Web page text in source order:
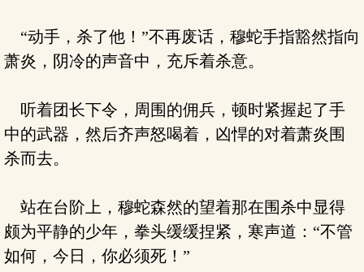
“动手，杀了他！”不再废话，穆蛇手指豁然指向
萧炎，阴冷的声音中，充斥着杀意。
听着团长下令，周围的佣兵，顿时紧握起了手
中的武器，然后齐声怒喝着，凶悍的对着萧炎围
杀而去。
站在台阶上，穆蛇森然的望着那在围杀中显得
颇为平静的少年，拳头缓缓捏紧，寒声道：“不管
如何，今日，你必须死！”